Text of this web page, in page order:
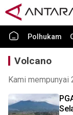
Polhukam
Volcano
Kami mempunyai